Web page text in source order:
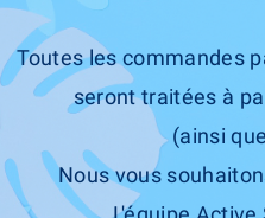
Toutes les commandes
seront traitées à
(ainsi
Nous vous